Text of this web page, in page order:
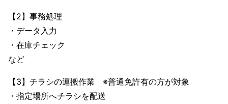
【2】事務処理
・データ入力
・在庫チェック
など
【3】チラシの運搬作業 ※普通免許有の方が対象
・指定場所へチラシを配送